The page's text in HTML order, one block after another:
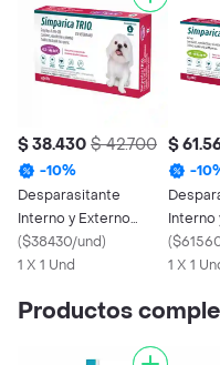
$ 38.430 $ 42.700
-10%
Desparasitante
Interno y Externo
Perro Simparica Trio
2.5 - 5 Kg
($38430/und)
1 X 1 Und
$
-10
Interno
Perro
20 - 40
(
1 X 1
Productos